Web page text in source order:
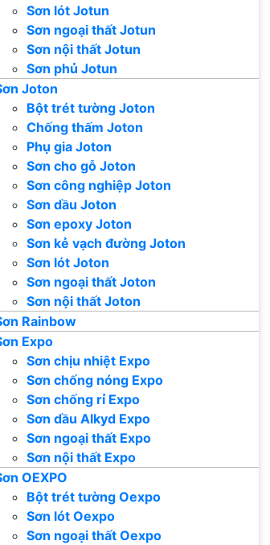
Sơn lót Jotun
Sơn ngoại thất Jotun
Sơn nội thất Jotun
Sơn phủ Jotun
Joton
Bột trét tường Joton
Chống thấm Joton
Phụ gia Joton
Sơn cho gỗ Joton
Sơn công nghiệp Joton
Sơn dầu Joton
Sơn epoxy Joton
Sơn kẻ vạch đường Joton
Sơn lót Joton
Sơn ngoại thất Joton
Sơn nội thất Joton
Rainbow
Expo
Sơn chịu nhiệt Expo
Sơn chống nóng Expo
Sơn chống rỉ Expo
Sơn dầu Alkyd Expo
Sơn ngoại thất Expo
Sơn nội thất Expo
OEXPO
Bột trét tường Oexpo
Sơn lót Oexpo
Sơn ngoại thất Oexpo